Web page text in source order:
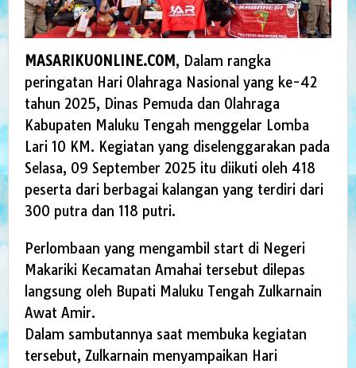
MASARIKUONLINE.COM, Dalam rangka
peringatan Hari Olahraga Nasional yang ke-42
tahun 2025, Dinas Pemuda dan Olahraga
Kabupaten Maluku Tengah menggelar Lomba
Lari 10 KM. Kegiatan yang diselenggarakan pada
Selasa, 09 September 2025 itu diikuti oleh 418
peserta dari berbagai kalangan yang terdiri dari
300 putra dan 118 putri.
Perlombaan yang mengambil start di Negeri
Makariki Kecamatan Amahai tersebut dilepas
langsung oleh Bupati Maluku Tengah Zulkarnain
Awat Amir.
Dalam sambutannya saat membuka kegiatan
tersebut, Zulkarnain menyampaikan Hari